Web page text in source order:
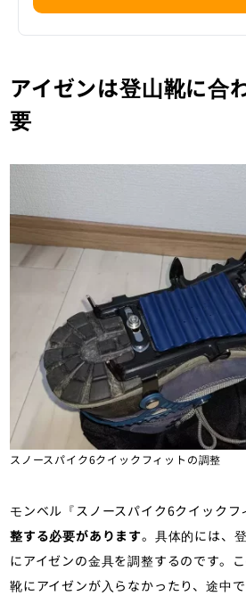
アイゼンは登山靴に合
要
スノースパイク6クイックフィットの調整
モンベル『スノースパイク6クイックフ
整する必要があります。具体的には、
にアイゼンの金具を調整するのです。
靴にアイゼンが入らなかったり、途中